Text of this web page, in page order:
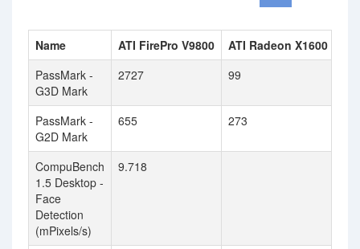
Name ATI FirePro V9800
ATI Radeon X1600 PRO
PassMark -
G3D Mark
2727 99
PassMark -
G2D Mark
655 273
CompuBench
1.5 Desktop -
Face
Detection
(mPixels/s)
9.718